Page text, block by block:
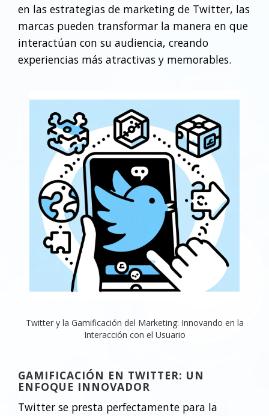
en las estrategias de marketing de Twitter, las
marcas pueden transformar la manera en que
interactúan con su audiencia, creando
experiencias más atractivas y memorables.
Twitter y la Gamificación del Marketing: Innovando en la
Interacción con el Usuario
GAMIFICACIÓN EN TWITTER: UN
ENFOQUE INNOVADOR
Twitter se presta perfectamente para la